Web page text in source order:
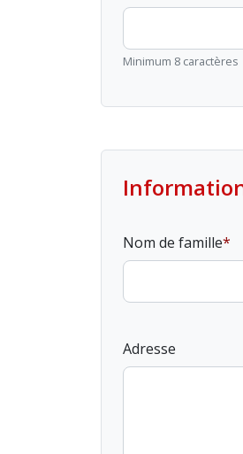
Minimum 8 caractères
Nom de famille
Adresse